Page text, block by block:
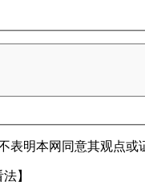
表明本网同意其观点或
】